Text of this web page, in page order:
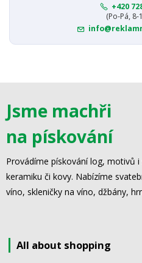
+420
(Po-Pá,
Jsme machři
na pískování
Provádíme pískování log, motivů
keramiku či kovy. Nabízíme
víno, skleničky na víno, džbány,
All about shopping